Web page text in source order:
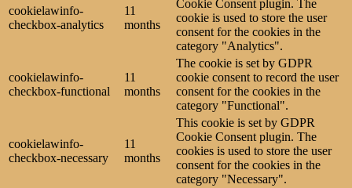
cookielawinfo-
checkbox-analytics
11
months
Cookie Consent plugin. The
cookie is used to store the user
consent for the cookies in the
category "Analytics".
cookielawinfo-
checkbox-functional
11
months
The cookie is set by GDPR
cookie consent to record the user
consent for the cookies in the
category "Functional".
cookielawinfo-
checkbox-necessary
11
months
This cookie is set by GDPR
Cookie Consent plugin. The
cookies is used to store the user
consent for the cookies in the
category "Necessary".